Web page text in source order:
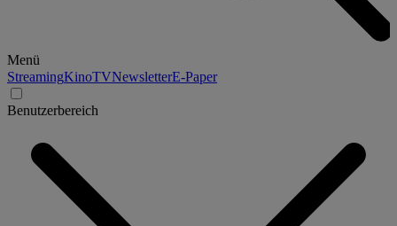
Menü
StreamingKinoTVNewsletterE-Paper
Benutzerbereich